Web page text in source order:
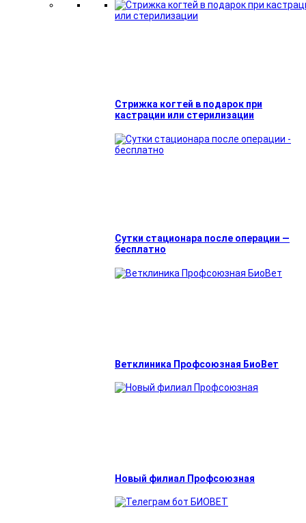
Стрижка когтей в подарок при
кастрации или стерилизации
Сутки стационара после операции —
бесплатно
Ветклиника Профсоюзная БиоВет
Новый филиал Профсоюзная